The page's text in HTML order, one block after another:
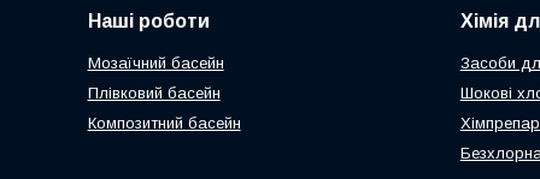
Наші роботи
Мозаїчний басейн
Плівковий басейн
Композитний басейн
Хімія
Засоби
Шокові